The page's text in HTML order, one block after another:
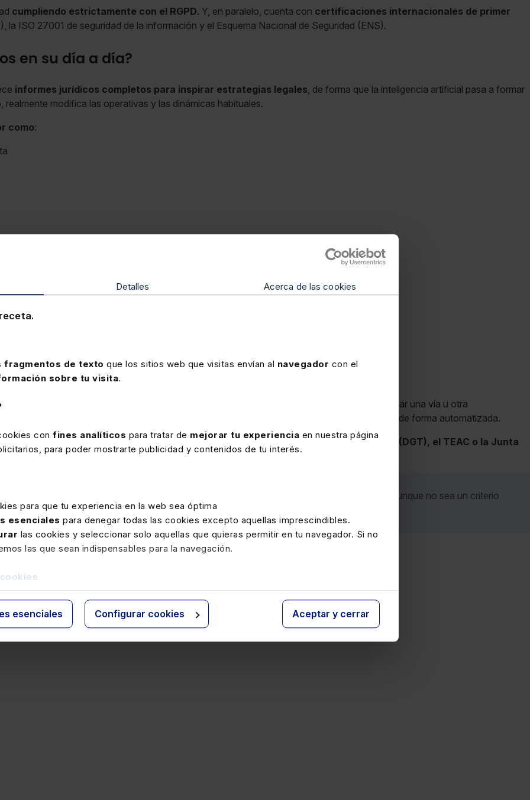
Detalles Acerca de las cookies
fragmentos de texto que los sitios web que visitas envían al navegador con el
sobre tu visita.
con fines analíticos para tratar de mejorar tu experiencia en nuestra página
para poder mostrarte publicidad y contenidos de tu interés.
para que tu experiencia en la web sea óptima
esenciales para denegar todas las cookies excepto aquellas imprescindibles.
las cookies y seleccionar solo aquellas que quieras permitir en tu navegador. Si no
las que sean indispensables para la navegación.
esenciales Configurar cookies Aceptar y cerrar
cumpliendo estrictamente con el RGPD. Y, en paralelo, cuenta con certificaciones internacionales de primer
ISO 27001 de seguridad de la información y el Esquema Nacional de Seguridad (ENS).
en su día a día?
informes jurídicos completos para inspirar estrategias legales , de forma que la inteligencia artificial pasa a formar
modifica las operativas y las dinámicas habituales.
como:
o doctrina?
: basta con seleccionar una vía u otra
introduce los hechos y la conclusión que desea obtener, y el sistema se pone a trabajar de forma automatizada.
milimétrica en las resoluciones de organismos como laDirección General de Tributos (DGT), el TEAC o la Junta
puede llegar a construir el criterio que tiene la Administración respecto a un asunto, aunque no sea un criterio
L para la rutina diaria?
este artículo, las denominadasworkflows, son 12: